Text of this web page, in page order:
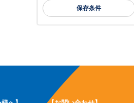
保存条件